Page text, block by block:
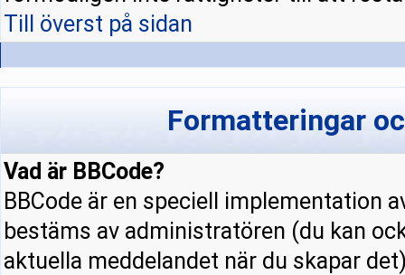
Till överst på sidan
Formatteringar
Vad är BBCode?
BBCode är en speciell implementation
bestäms av administratören (du kan
aktuella meddelandet när du skapar